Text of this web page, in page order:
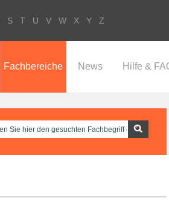
S T U V W X Y Z
Fachbereiche News Hilfe &